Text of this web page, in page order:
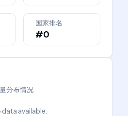
国家排名
#0
分布情况
data available.